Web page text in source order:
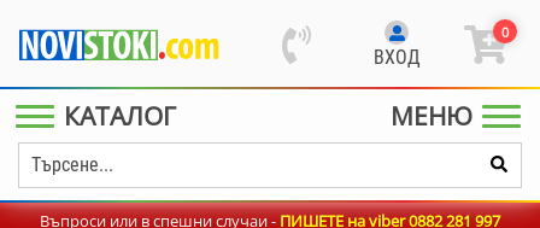
ВХОД
0
КАТАЛОГ МЕНЮ
Въпроси или в спешни случаи -ПИШЕТЕ на viber 0882 281 997